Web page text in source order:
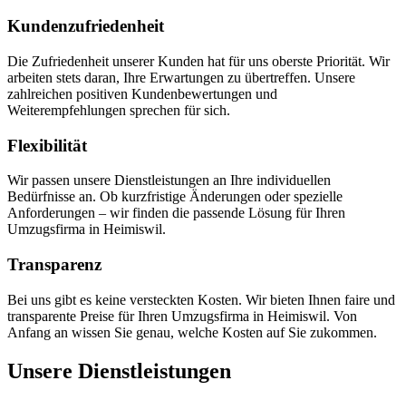
Kundenzufriedenheit
Die Zufriedenheit unserer Kunden hat für uns oberste Priorität. Wir
arbeiten stets daran, Ihre Erwartungen zu übertreffen. Unsere
zahlreichen positiven Kundenbewertungen und
Weiterempfehlungen sprechen für sich.
Flexibilität
Wir passen unsere Dienstleistungen an Ihre individuellen
Bedürfnisse an. Ob kurzfristige Änderungen oder spezielle
Anforderungen – wir finden die passende Lösung für Ihren
Umzugsfirma in Heimiswil.
Transparenz
Bei uns gibt es keine versteckten Kosten. Wir bieten Ihnen faire und
transparente Preise für Ihren Umzugsfirma in Heimiswil. Von
Anfang an wissen Sie genau, welche Kosten auf Sie zukommen.
Unsere Dienstleistungen